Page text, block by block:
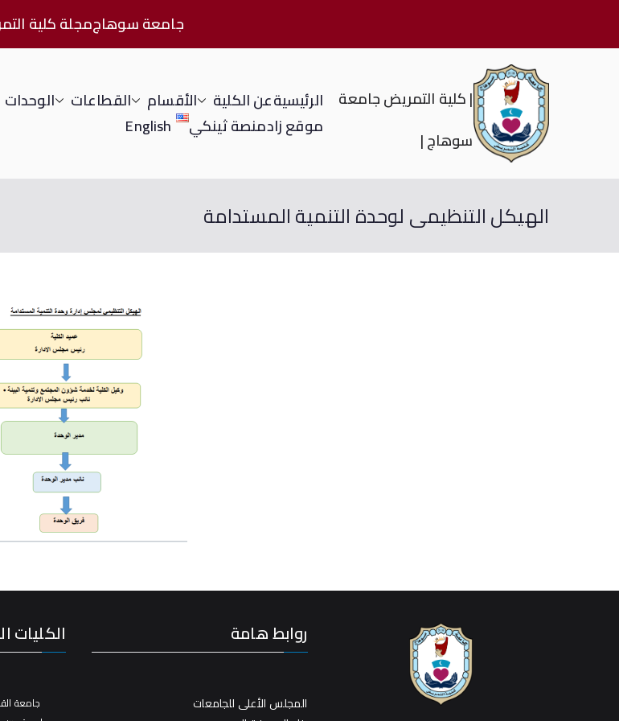
جامعة سوهاجمجلة كلية
| كلية التمريض جامعة
سوهاج |
الرئيسيةعن الكلية الأقسام القطاعات الوحدات
موقع زادمنصة ثينكي English
الهيكل التنظيمى لوحدة التنمية المستدامة
روابط هامة
المجلس الأعلى للجامعات
الكليات
جامعة